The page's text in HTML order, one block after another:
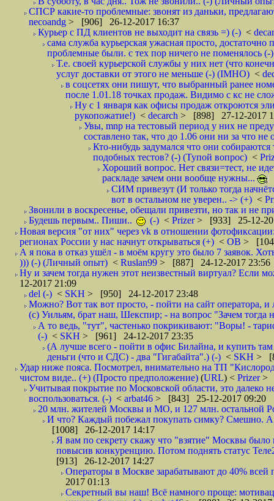
СПСР какие-то проблемные: звонят из даньки,
necoandg > [906] 26-12-2017 16:37
Курьер с ПД клиентов не выходит на связь =) (-) <
сама служба курьерская ужасная просто,
проблемные были. с тех пор ничего не поменялось (-)
Т.е. своей курьерской службы у них нет (что
услуг доставки от этого не меньше (-) (IMHO) <
в соцсетях они пишут, что выбранный ранее
после 1.01.18 точках продаж. Видимо с кс не
Ну с 1 января как офисы продаж откроются
рукопожатие!) < decarch > [898] 27-12-2017
Увы, mnp на тестовый период у них не
составлено так, что до 1.06 они ни за что не
Кто-нибудь задумался что они
подобных тестов? (-) (Тупой вопрос) <
Хороший вопрос. Нет связи=тест, не
раскладе зачем они вообще нужны...
СИМ привезут (И только тогда
вот в остальном не уверен.. -> (+) <
Звонили в воскресенье, обещали привезти, но так и не
Будешь первым.. Пиши..
(-) < Prizer> [933] 25-12-
Новая версия "от них" через vk в отношении
регионах России у нас начнут открываться (+) < ОВ >
А я пока в отказ ушёл - в моём кругу это было 7 заявок.
))) (-) (Личный опыт) < Ruslan99 > [887] 24-12-2017 23:56
Ну и зачем тогда нужен этот неизвестный виртуал? Если
12-2017 21:09
del (-) < SKH > [950] 24-12-2017 23:48
Можно? Вот так вот просто, - пойти на сайт оператора,
(с) Уильям, брат наш, Шекспир; - на вопрос "Зачем тогда
А то ведь, "тут", частенько покрикивают: "Воры! -
(-) < SKH > [961] 24-12-2017 23:35
(А лучше всего - пойти в офис Билайна, и купить
деньги (что и СДС) - два "Гигабайта".) (-) < SKH >
Удар ниже пояса. Посмотрел, внимательно на ТП
чистом виде.. (+) (Просто предположение) (URL) < Prizer>
Учитывая покрытие по Московской области, это далеко
воспользоваться. (-) < arbat46 > [843] 25-12-2017 09:20
20 млн. жителей Москвы и МО, и 127 млн. остальной
И что? Каждый побежал покупать симку? Смешно. А
[1008] 26-12-2017 14:17
Я вам по секрету скажу что "взятие" Москвы
повысив конкуренцию. Потом поднять статус
[913] 26-12-2017 14:27
Операторы в Москве зарабатывают до 40% всей
2017 01:13
Секретный вы наш! Всё намного проще: